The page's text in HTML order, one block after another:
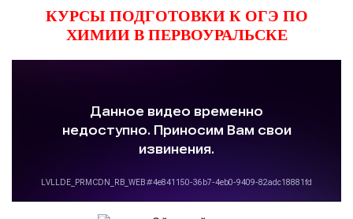
КУРСЫ ПОДГОТОВКИ К ОГЭ ПО
ХИМИИ В ПЕРВОУРАЛЬСКЕ